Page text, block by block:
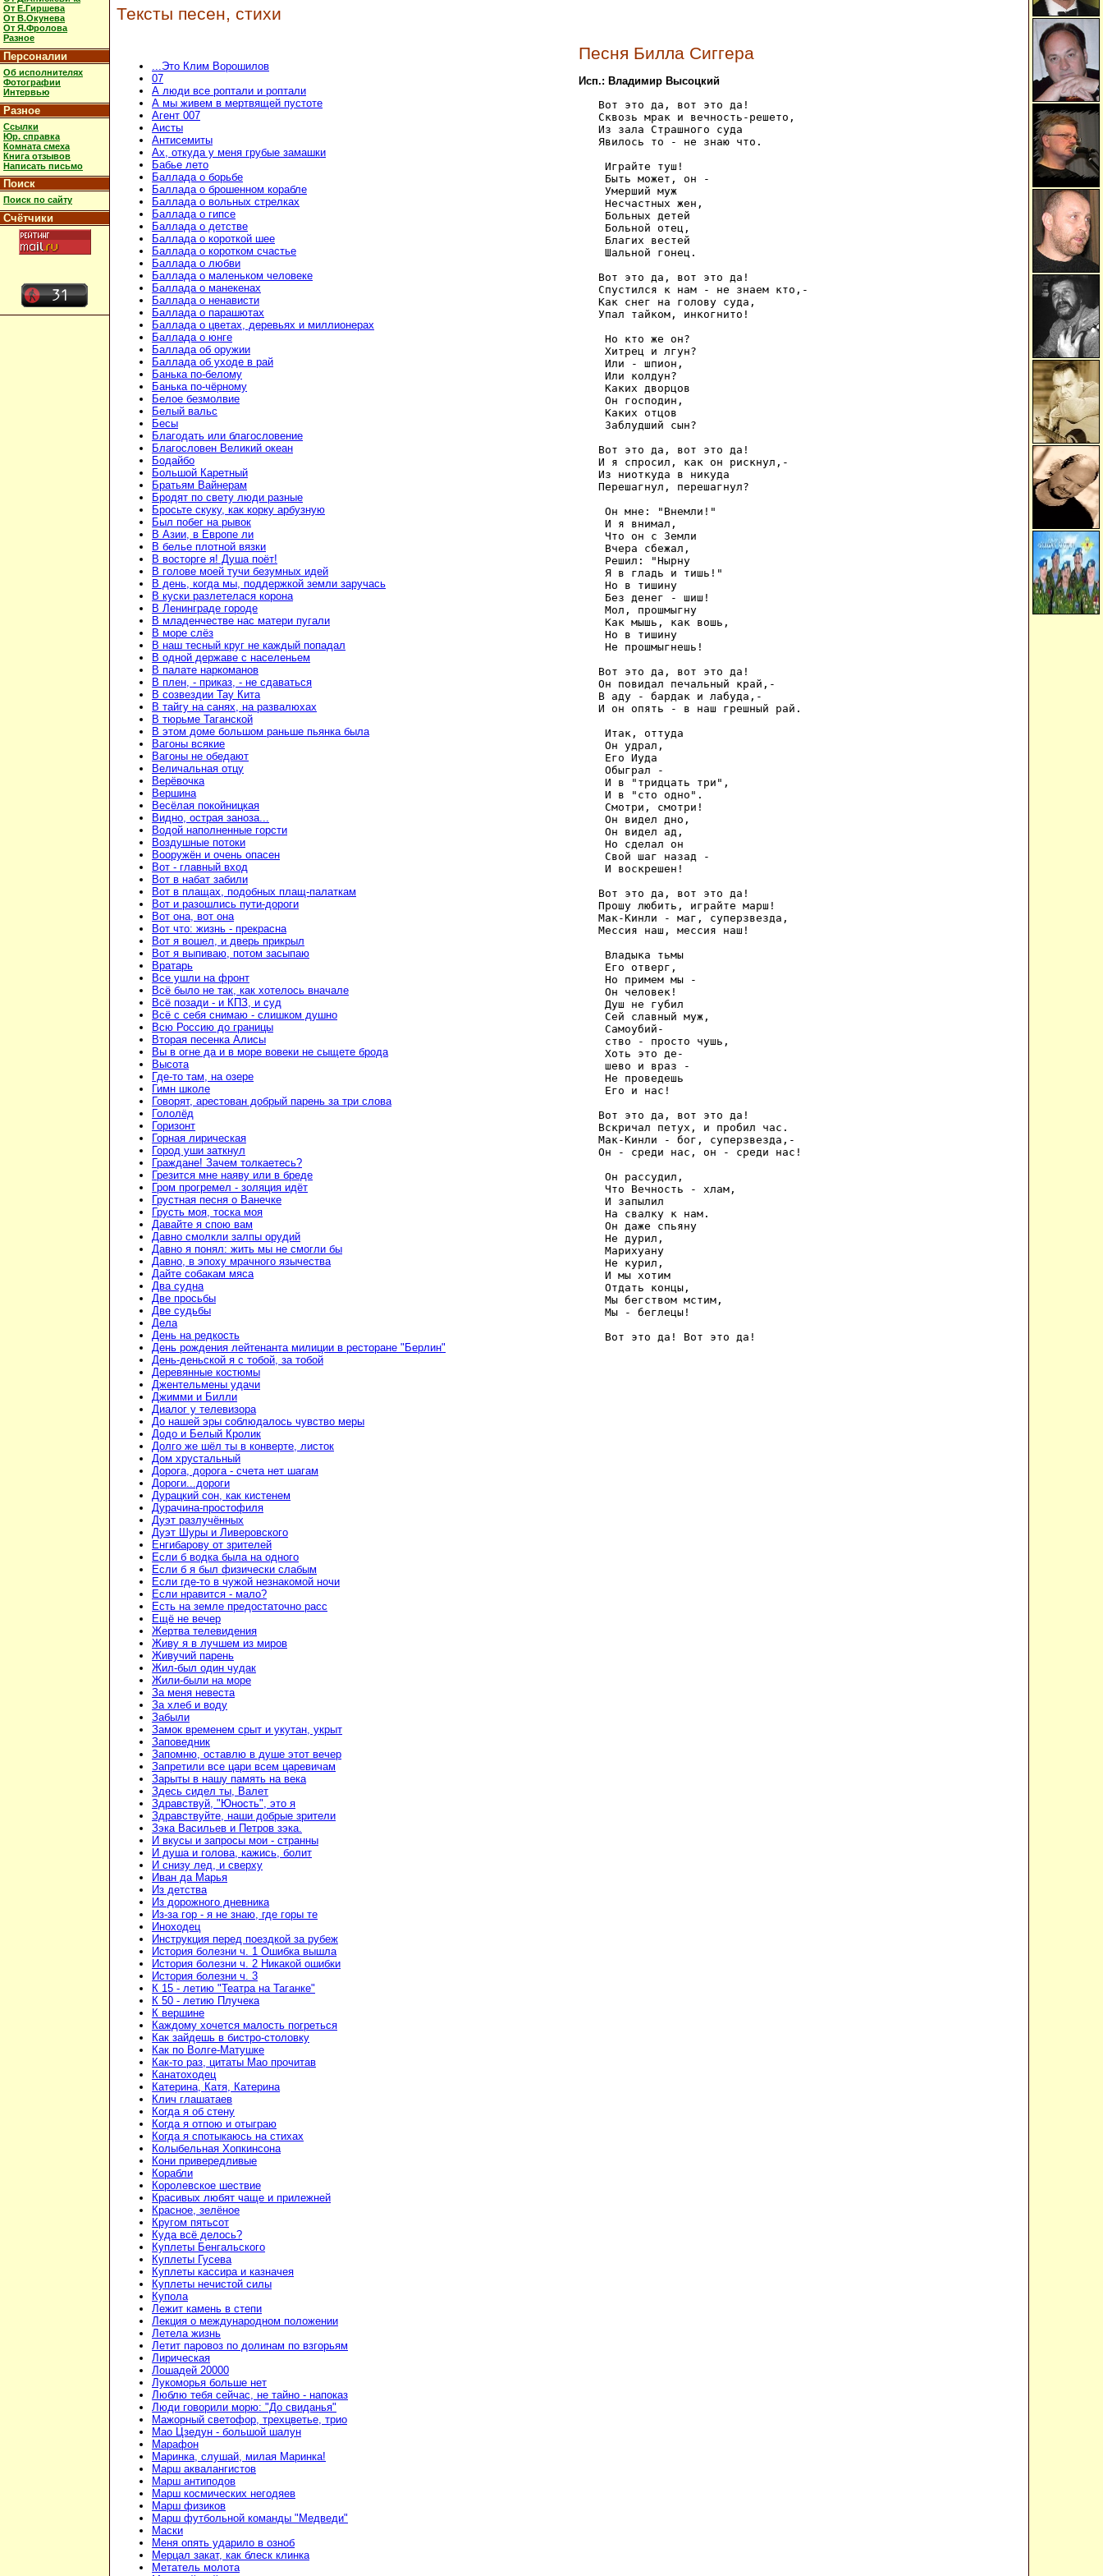
От Е.Гиршева
От В.Окунева
От Я.Фролова
Разное
Персоналии
Об исполнителях
Фотографии
Интервью
Разное
Ссылки
Юр. справка
Комната смеха
Книга отзывов
Написать письмо
Поиск
Поиск по сайту
Счётчики
Тексты песен, стихи
...Это Клим Ворошилов
07
А люди все роптали и роптали
А мы живем в мертвящей пустоте
Агент 007
Аисты
Антисемиты
Ах, откуда у меня грубые замашки
Бабье лето
Баллада о борьбе
Баллада о брошенном корабле
Баллада о вольных стрелках
Баллада о гипсе
Баллада о детстве
Баллада о короткой шее
Баллада о коротком счастье
Баллада о любви
Баллада о маленьком человеке
Баллада о манекенах
Баллада о ненависти
Баллада о парашютах
Баллада о цветах, деревьях и миллионерах
Баллада о юнге
Баллада об оружии
Баллада об уходе в рай
Банька по-белому
Банька по-чёрному
Белое безмолвие
Белый вальс
Бесы
Благодать или благословение
Благословен Великий океан
Бодайбо
Большой Каретный
Братьям Вайнерам
Бродят по свету люди разные
Бросьте скуку, как корку арбузную
Был побег на рывок
В Азии, в Европе ли
В белье плотной вязки
В восторге я! Душа поёт!
В голове моей тучи безумных идей
В день, когда мы, поддержкой земли заручась
В куски разлетелася корона
В Ленинграде городе
В младенчестве нас матери пугали
В море слёз
В наш тесный круг не каждый попадал
В одной державе с населеньем
В палате наркоманов
В плен, - приказ, - не сдаваться
В созвездии Тау Кита
В тайгу на санях, на развалюхах
В тюрьме Таганской
В этом доме большом раньше пьянка была
Вагоны всякие
Вагоны не обедают
Величальная отцу
Верёвочка
Вершина
Весёлая покойницкая
Видно, острая заноза...
Водой наполненные горсти
Воздушные потоки
Вооружён и очень опасен
Вот - главный вход
Вот в набат забили
Вот в плащах, подобных плащ-палаткам
Вот и разошлись пути-дороги
Вот она, вот она
Вот что: жизнь - прекрасна
Вот я вошел, и дверь прикрыл
Вот я выпиваю, потом засыпаю
Вратарь
Все ушли на фронт
Всё было не так, как хотелось вначале
Всё позади - и КПЗ, и суд
Всё с себя снимаю - слишком душно
Всю Россию до границы
Вторая песенка Алисы
Вы в огне да и в море вовеки не сыщете брода
Высота
Где-то там, на озере
Гимн школе
Говорят, арестован добрый парень за три слова
Гололёд
Горизонт
Горная лирическая
Город уши заткнул
Граждане! Зачем толкаетесь?
Грезится мне наяву или в бреде
Гром прогремел - золяция идёт
Грустная песня о Ванечке
Грусть моя, тоска моя
Давайте я спою вам
Давно смолкли залпы орудий
Давно я понял: жить мы не смогли бы
Давно, в эпоху мрачного язычества
Дайте собакам мяса
Два судна
Две просьбы
Две судьбы
Дела
День на редкость
День рождения лейтенанта милиции в ресторане "Берлин"
День-деньской я с тобой, за тобой
Деревянные костюмы
Джентельмены удачи
Джимми и Билли
Диалог у телевизора
До нашей эры соблюдалось чувство меры
Додо и Белый Кролик
Долго же шёл ты в конверте, листок
Дом хрустальный
Дорога, дорога - счета нет шагам
Дороги...дороги
Дурацкий сон, как кистенем
Дурачина-простофиля
Дуэт разлучённых
Дуэт Шуры и Ливеровского
Енгибарову от зрителей
Если б водка была на одного
Если б я был физически слабым
Если где-то в чужой незнакомой ночи
Если нравится - мало?
Есть на земле предостаточно расс
Ещё не вечер
Жертва телевидения
Живу я в лучшем из миров
Живучий парень
Жил-был один чудак
Жили-были на море
За меня невеста
За хлеб и воду
Забыли
Замок временем срыт и укутан, укрыт
Заповедник
Запомню, оставлю в душе этот вечер
Запретили все цари всем царевичам
Зарыты в нашу память на века
Здесь сидел ты, Валет
Здравствуй, "Юность", это я
Здравствуйте, наши добрые зрители
Зэка Васильев и Петров зэка.
И вкусы и запросы мои - странны
И душа и голова, кажись, болит
И снизу лед, и сверху
Иван да Марья
Из детства
Из дорожного дневника
Из-за гор - я не знаю, где горы те
Иноходец
Инструкция перед поездкой за рубеж
История болезни ч. 1 Ошибка вышла
История болезни ч. 2 Никакой ошибки
История болезни ч. 3
К 15 - летию "Театра на Таганке"
К 50 - летию Плучека
К вершине
Каждому хочется малость погреться
Как зайдешь в бистро-столовку
Как по Волге-Матушке
Как-то раз, цитаты Мао прочитав
Канатоходец
Катерина, Катя, Катерина
Клич глашатаев
Когда я об стену
Когда я отпою и отыграю
Когда я спотыкаюсь на стихах
Колыбельная Хопкинсона
Кони привередливые
Корабли
Королевское шествие
Красивых любят чаще и прилежней
Красное, зелёное
Кругом пятьсот
Куда всё делось?
Куплеты Бенгальского
Куплеты Гусева
Куплеты кассира и казначея
Куплеты нечистой силы
Купола
Лежит камень в степи
Лекция о международном положении
Летела жизнь
Летит паровоз по долинам по взгорьям
Лирическая
Лошадей 20000
Лукоморья больше нет
Люблю тебя сейчас, не тайно - напоказ
Люди говорили морю: "До свиданья"
Мажорный светофор, трехцветье, трио
Мао Цзедун - большой шалун
Марафон
Маринка, слушай, милая Маринка!
Марш аквалангистов
Марш антиподов
Марш космических негодяев
Марш физиков
Марш футбольной команды "Медведи"
Маски
Меня опять ударило в озноб
Мерцал закат, как блеск клинка
Метатель молота
Песня Билла Сиггера
Исп.: Владимир Высоцкий
   Вот это да, вот это да!
   Сквозь мрак и вечность-решето,
   Из зала Страшного суда
   Явилось то - не знаю что.
    Играйте туш!
    Быть может, он -
    Умерший муж
    Несчастных жен,
    Больных детей
    Больной отец,
    Благих вестей
    Шальной гонец.
   Вот это да, вот это да!
   Спустился к нам - не знаем кто,-
   Как снег на голову суда,
   Упал тайком, инкогнито!
    Но кто же он?
    Хитрец и лгун?
    Или - шпион,
    Или колдун?
    Каких дворцов
    Он господин,
    Каких отцов
    Заблудший сын?
   Вот это да, вот это да!
   И я спросил, как он рискнул,-
   Из ниоткуда в никуда
   Перешагнул, перешагнул?
    Он мне: "Внемли!"
    И я внимал,
    Что он с Земли
    Вчера сбежал,
    Решил: "Нырну
    Я в гладь и тишь!"
    Но в тишину
    Без денег - шиш!
    Мол, прошмыгну
    Как мышь, как вошь,
    Но в тишину
    Не прошмыгнешь!
   Вот это да, вот это да!
   Он повидал печальный край,-
   В аду - бардак и лабуда,-
   И он опять - в наш грешный рай.
    Итак, оттуда
    Он удрал,
    Его Иуда
    Обыграл -
    И в "тридцать три",
    И в "сто одно".
    Смотри, смотри!
    Он видел дно,
    Он видел ад,
    Но сделал он
    Свой шаг назад -
    И воскрешен!
   Вот это да, вот это да!
   Прошу любить, играйте марш!
   Мак-Кинли - маг, суперзвезда,
   Мессия наш, мессия наш!
    Владыка тьмы
    Его отверг,
    Но примем мы -
    Он человек!
    Душ не губил
    Сей славный муж,
    Самоубий-
    ство - просто чушь,
    Хоть это де-
    шево и враз -
    Не проведешь
    Его и нас!
   Вот это да, вот это да!
   Вскричал петух, и пробил час.
   Мак-Кинли - бог, суперзвезда,-
   Он - среди нас, он - среди нас!
    Он рассудил,
    Что Вечность - хлам,
    И запылил
    На свалку к нам.
    Он даже спьяну
    Не дурил,
    Марихуану
    Не курил,
    И мы хотим
    Отдать концы,
    Мы бегством мстим,
    Мы - беглецы!
    Вот это да! Вот это да!